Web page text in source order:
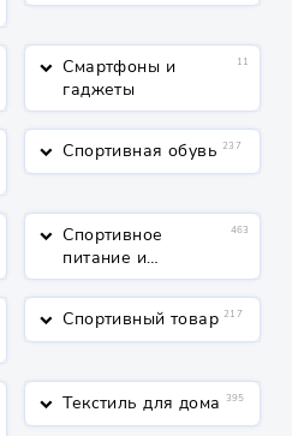
keyboard_arrow_down Смартфоны и
гаджеты
11
keyboard_arrow_down Спортивная обувь 237
keyboard_arrow_down Спортивное
питание и
косметика
463
keyboard_arrow_down Спортивный товар 217
keyboard_arrow_down Текстиль для дома 395